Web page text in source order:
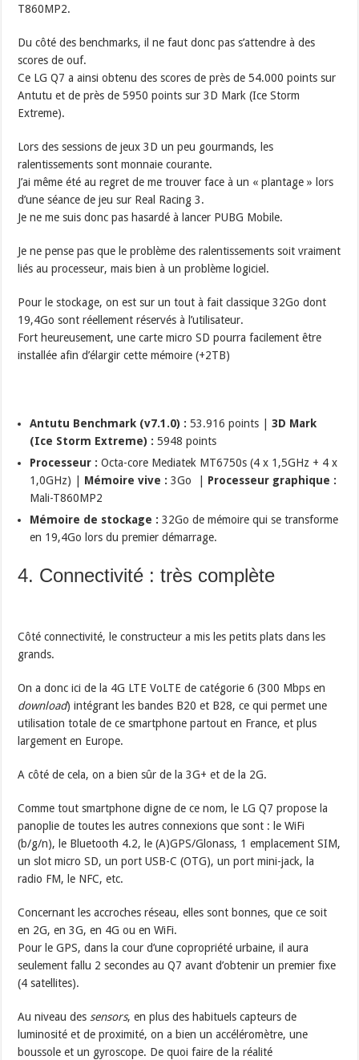
T860MP2.
Du côté des benchmarks, il ne faut donc pas s’attendre à des
scores de ouf.
Ce LG Q7 a ainsi obtenu des scores de près de 54.000 points sur
Antutu et de près de 5950 points sur 3D Mark (Ice Storm
Extreme).
Lors des sessions de jeux 3D un peu gourmands, les
ralentissements sont monnaie courante.
J’ai même été au regret de me trouver face à un « plantage » lors
d’une séance de jeu sur Real Racing 3.
Je ne me suis donc pas hasardé à lancer PUBG Mobile.
Je ne pense pas que le problème des ralentissements soit vraiment
liés au processeur, mais bien à un problème logiciel.
Pour le stockage, on est sur un tout à fait classique 32Go dont
19,4Go sont réellement réservés à l’utilisateur.
Fort heureusement, une carte micro SD pourra facilement être
installée afin d’élargir cette mémoire (+2TB)
Antutu Benchmark (v7.1.0) : 53.916 points |3D Mark
(Ice Storm Extreme) : 5948 points
Processeur : Octa-core Mediatek MT6750s (4 x 1,5GHz + 4 x
1,0GHz) | Mémoire vive : 3Go | Processeur graphique :
Mali-T860MP2
Mémoire de stockage : 32Go de mémoire qui se transforme
en 19,4Go lors du premier démarrage.
4. Connectivité : très complète
Côté connectivité, le constructeur a mis les petits plats dans les
grands.
On a donc ici de la 4G LTE VoLTE de catégorie 6 (300 Mbps en
download) intégrant les bandes B20 et B28, ce qui permet une
utilisation totale de ce smartphone partout en France, et plus
largement en Europe.
A côté de cela, on a bien sûr de la 3G+ et de la 2G.
Comme tout smartphone digne de ce nom, le LG Q7 propose la
panoplie de toutes les autres connexions que sont : le WiFi
(b/g/n), le Bluetooth 4.2, le (A)GPS/Glonass, 1 emplacement SIM,
un slot micro SD, un port USB-C (OTG), un port mini-jack, la
radio FM, le NFC, etc.
Concernant les accroches réseau, elles sont bonnes, que ce soit
en 2G, en 3G, en 4G ou en WiFi.
Pour le GPS, dans la cour d’une copropriété urbaine, il aura
seulement fallu 2 secondes au Q7 avant d’obtenir un premier fixe
(4 satellites).
Au niveau dessensors, en plus des habituels capteurs de
luminosité et de proximité, on a bien un accéléromètre, une
boussole et un gyroscope. De quoi faire de la réalité